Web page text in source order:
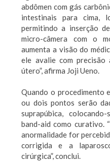
abdômen com gás
intestinais para cima,
permitindo a inserção
micro-câmera com o
aumenta a visão do
ele avalie com
útero”, afirma Joji Ueno.
Quando o procedimento
ou dois pontos serão
suprapúbica,
band-aid como curativo.
anormalidade for
corrigida e a
cirúrgica”, conclui.